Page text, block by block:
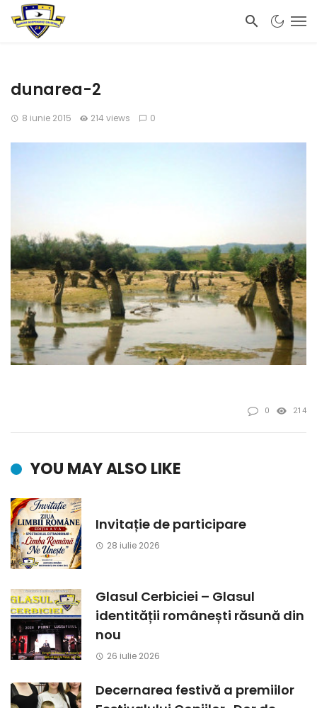
dunarea-2
8 iunie 2015 214 views 0
0 214
YOU MAY ALSO LIKE
Invitație de participare
28 iulie 2026
Glasul Cerbiciei – Glasul
identității românești răsună din
nou
26 iulie 2026
Decernarea festivă a premiilor